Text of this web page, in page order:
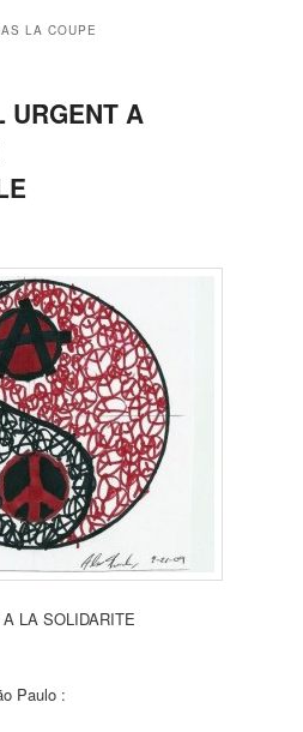
LA COUPE
URGENT A
LA SOLIDARITE
Paulo :